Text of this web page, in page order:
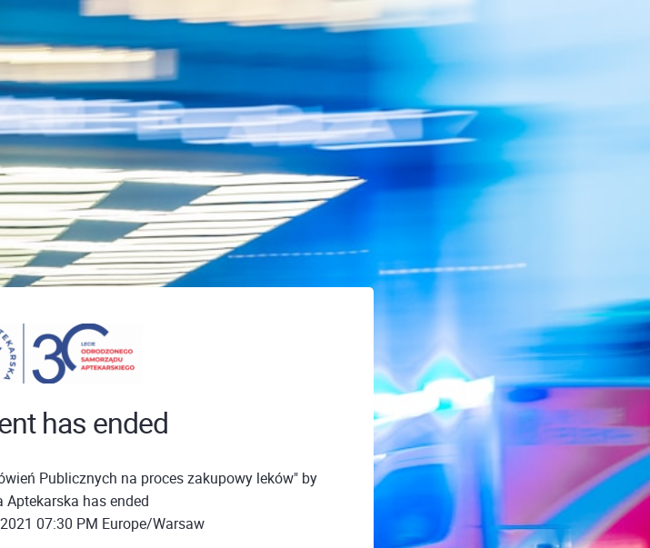
has ended
Publicznych na proces zakupowy leków" by
Aptekarska has ended
07:30 PM Europe/Warsaw